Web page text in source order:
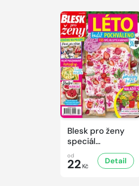
Blesk pro ženy
speciál
č.2/2026
od
22 Kč
Detail